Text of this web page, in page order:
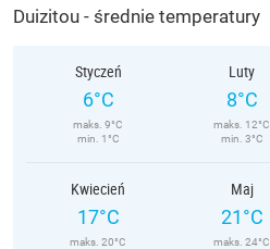
Duizitou - średnie temperatury
Styczeń
6°C
maks. 9°C
min. 1°C
Luty
8°C
maks. 12°C
min. 3°C
Kwiecień
17°C
maks. 20°C
Maj
21°C
maks. 24°C